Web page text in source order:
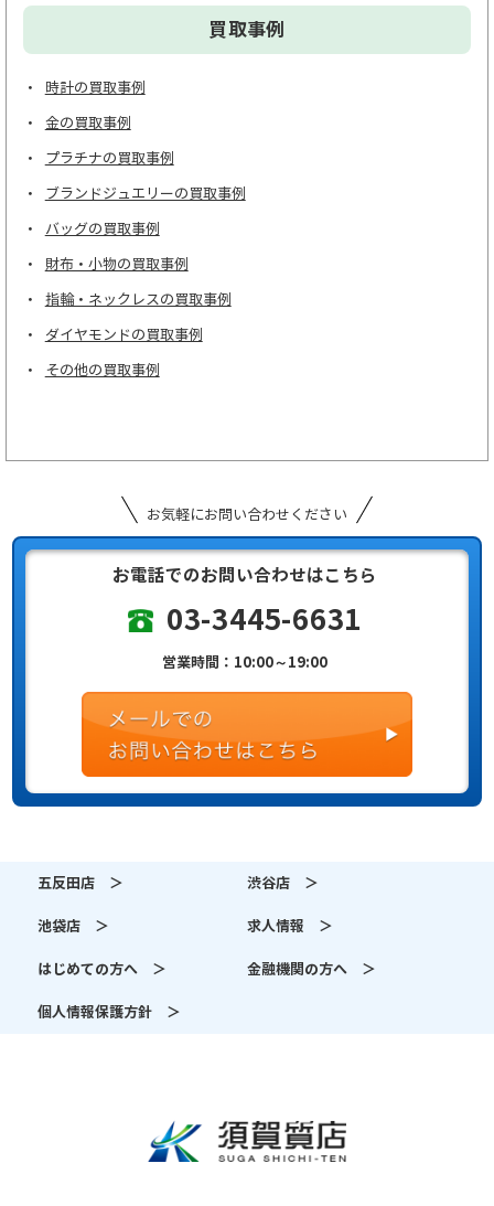
買取事例
時計の買取事例
金の買取事例
プラチナの買取事例
ブランドジュエリーの買取事例
バッグの買取事例
財布・小物の買取事例
指輪・ネックレスの買取事例
ダイヤモンドの買取事例
その他の買取事例
お気軽にお問い合わせください
お電話でのお問い合わせはこちら
03-3445-6631
営業時間：10:00～19:00
五反田店 ＞ 渋谷店 ＞
池袋店 ＞ 求人情報 ＞
はじめての方へ ＞ 金融機関の方へ ＞
個人情報保護方針 ＞